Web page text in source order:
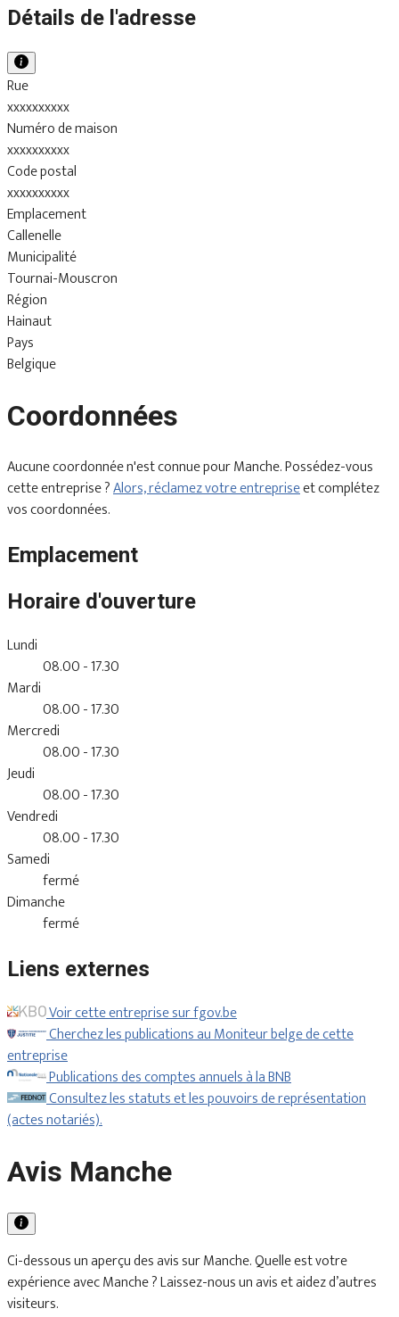
Détails de l'adresse
Rue
xxxxxxxxxx
Numéro de maison
xxxxxxxxxx
Code postal
xxxxxxxxxx
Emplacement
Callenelle
Municipalité
Tournai-Mouscron
Région
Hainaut
Pays
Belgique
Coordonnées
Aucune coordonnée n'est connue pour Manche. Possédez-vous
cette entreprise ?Alors, réclamez votre entrepriseet complétez
vos coordonnées.
Emplacement
Horaire d'ouverture
Lundi
08.00 - 17.30
Mardi
08.00 - 17.30
Mercredi
08.00 - 17.30
Jeudi
08.00 - 17.30
Vendredi
08.00 - 17.30
Samedi
fermé
Dimanche
fermé
Liens externes
Voir cette entreprise sur fgov.be
Cherchez les publications au Moniteur belge de cette
entreprise
Publications des comptes annuels à la BNB
Consultez les statuts et les pouvoirs de représentation
(actes notariés).
Avis Manche
Ci-dessous un aperçu des avis sur Manche. Quelle est votre
expérience avec Manche ? Laissez-nous un avis et aidez d’autres
visiteurs.